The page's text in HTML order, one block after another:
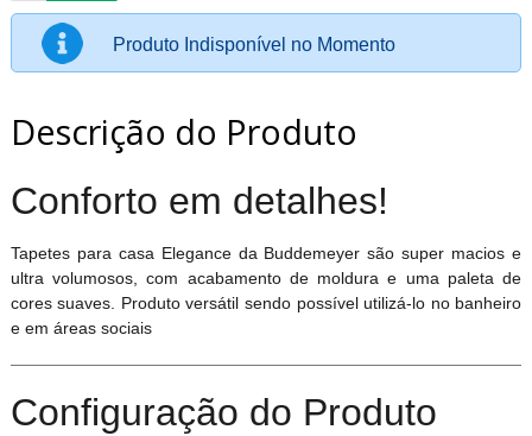
Produto Indisponível no Momento
Descrição do Produto
Conforto em detalhes!
Tapetes para casa Elegance da Buddemeyer são super macios e
ultra volumosos, com acabamento de moldura e uma paleta de
cores suaves. Produto versátil sendo possível utilizá-lo no banheiro
e em áreas sociais
Configuração do Produto